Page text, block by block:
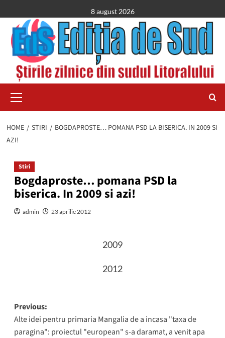
to
content
8 august 2026
Menu
HOME STIRI
BOGDAPROSTE… POMANA PSD LA BISERICA. IN 2009 SI
AZI!
Stiri
Bogdaproste… pomana PSD la
biserica. In 2009 si azi!
admin 23 aprilie 2012
2009
2012
Post
navigation
Previous:
Alte idei pentru primaria Mangalia de a incasa "taxa de
paragina": proiectul "european" s-a daramat, a venit apa